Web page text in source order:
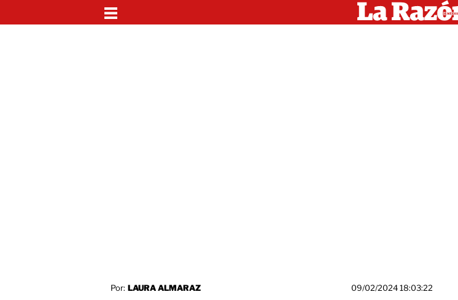
Por: LAURA ALMARAZ 09/02/2024 18:03:22